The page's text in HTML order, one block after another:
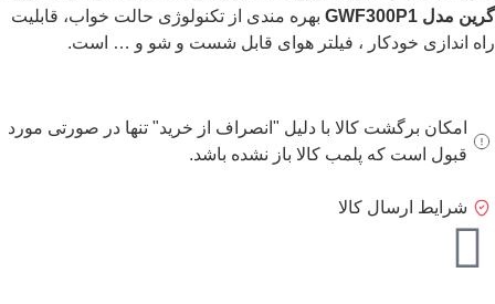
گرین مدل GWF300P1
بهره مندی از تکنولوژی حالت خواب، قابلیت
راه اندازی خودکار ، فیلتر هوای قابل شست و شو و … است.
امکان برگشت کالا با دلیل "انصراف از خرید" تنها در صورتی مورد
قبول است که پلمب کالا باز نشده باشد.
شرایط ارسال کالا